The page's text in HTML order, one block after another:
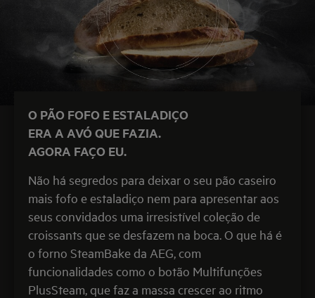
O PÃO FOFO E ESTALADIÇO
ERA A AVÓ QUE FAZIA.
AGORA FAÇO EU.
Não há segredos para deixar o seu pão caseiro
mais fofo e estaladiço nem para apresentar aos
seus convidados uma irresistível coleção de
croissants que se desfazem na boca. O que há é
o forno SteamBake da AEG, com
funcionalidades como o botão Multifunções
PlusSteam, que faz a massa crescer ao ritmo